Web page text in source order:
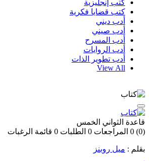
كتب إنجليزية
كتب قضايا فكرية
أدب ديني
أدب صيني
أدب المسرح
أدب الروايات
أدب تطوير الذات
View All
قاعدة الثواني الخمس
(0)
0 المراجعات 0 الطلبات 0 قائمة الرغبات
بقلم : ميل روبنز